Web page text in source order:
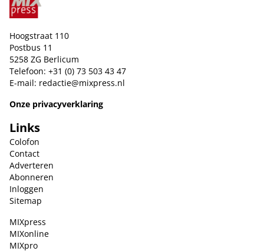
Hoogstraat 110
Postbus 11
5258 ZG Berlicum
Telefoon: +31 (0) 73 503 43 47
E-mail: redactie@mixpress.nl
Onze privacyverklaring
Links
Colofon
Contact
Adverteren
Abonneren
Inloggen
Sitemap
MIXpress
MIXonline
MIXpro